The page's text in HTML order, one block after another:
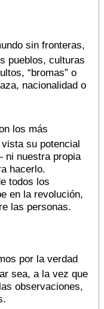
sin fronteras,
pueblos, culturas
“bromas” o
nacionalidad o
los más
su potencial
ni nuestra propia
hacerlo.
todos los
en la revolución,
las personas.
por la verdad
sea, a la vez que
observaciones,